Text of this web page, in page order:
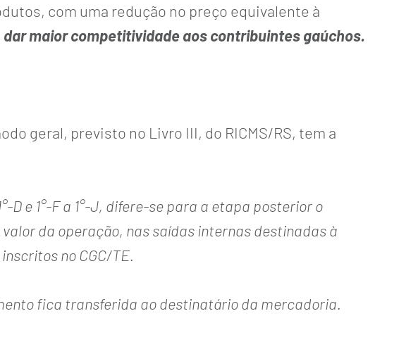
com uma redução no preço equivalente à
dar maior competitividade aos contribuintes gaúchos.
geral, previsto no Livro III, do RICMS/RS, tem a
D e 1°-F a 1°-J, difere-se para a etapa posterior o
da operação, nas saídas internas destinadas à
no CGC/TE.
fica transferida ao destinatário da mercadoria.